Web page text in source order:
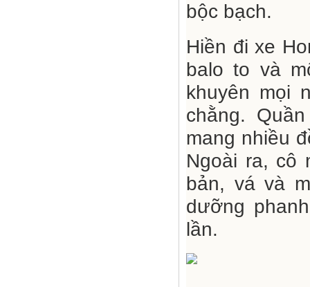
bộc bạch.
Hiền đi xe
balo to và
khuyên mọi
chằng.
mang nhiều
Ngoài ra, cô
bản, vá và
dưỡng
lần.